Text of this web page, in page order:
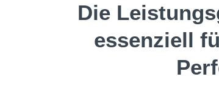
Die
essenziell